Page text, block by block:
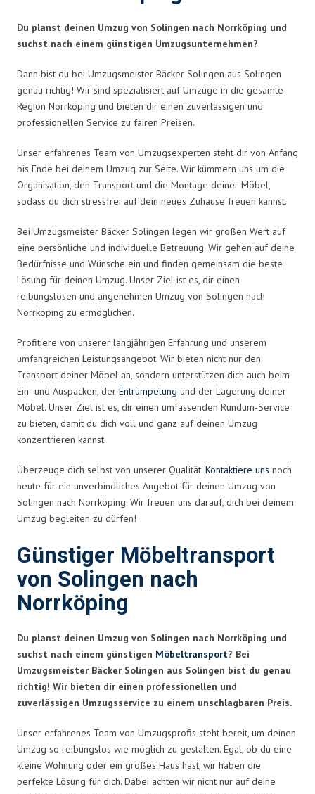
Du planst deinen Umzug von Solingen nach Norrköping und
suchst nach einem günstigen Umzugsunternehmen?
Dann bist du bei Umzugsmeister Bäcker Solingen aus Solingen
genau richtig! Wir sind spezialisiert auf Umzüge in die gesamte
Region Norrköping und bieten dir einen zuverlässigen und
professionellen Service zu fairen Preisen.
Unser erfahrenes Team von Umzugsexperten steht dir von Anfang
bis Ende bei deinem Umzug zur Seite. Wir kümmern uns um die
Organisation, den Transport und die Montage deiner Möbel,
sodass du dich stressfrei auf dein neues Zuhause freuen kannst.
Bei Umzugsmeister Bäcker Solingen legen wir großen Wert auf
eine persönliche und individuelle Betreuung. Wir gehen auf deine
Bedürfnisse und Wünsche ein und finden gemeinsam die beste
Lösung für deinen Umzug. Unser Ziel ist es, dir einen
reibungslosen und angenehmen Umzug von Solingen nach
Norrköping zu ermöglichen.
Profitiere von unserer langjährigen Erfahrung und unserem
umfangreichen Leistungsangebot. Wir bieten nicht nur den
Transport deiner Möbel an, sondern unterstützen dich auch beim
Ein- und Auspacken, der Entrümpelung und der Lagerung deiner
Möbel. Unser Ziel ist es, dir einen umfassenden Rundum-Service
zu bieten, damit du dich voll und ganz auf deinen Umzug
konzentrieren kannst.
Überzeuge dich selbst von unserer Qualität. Kontaktiere uns noch
heute für ein unverbindliches Angebot für deinen Umzug von
Solingen nach Norrköping. Wir freuen uns darauf, dich bei deinem
Umzug begleiten zu dürfen!
Günstiger Möbeltransport
von Solingen nach
Norrköping
Du planst deinen Umzug von Solingen nach Norrköping und
suchst nach einem günstigen Möbeltransport? Bei
Umzugsmeister Bäcker Solingen aus Solingen bist du genau
richtig! Wir bieten dir einen professionellen und
zuverlässigen Umzugsservice zu einem unschlagbaren Preis.
Unser erfahrenes Team von Umzugsprofis steht bereit, um deinen
Umzug so reibungslos wie möglich zu gestalten. Egal, ob du eine
kleine Wohnung oder ein großes Haus hast, wir haben die
perfekte Lösung für dich. Dabei achten wir nicht nur auf deine